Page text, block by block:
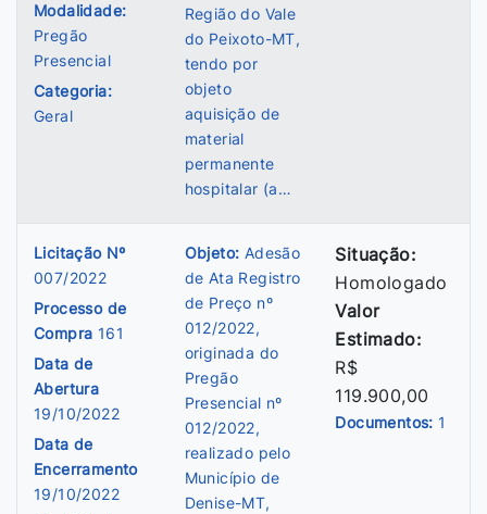
Modalidade:
Pregão
Presencial
Categoria:
Geral
Região do Vale
do Peixoto-MT,
tendo por
objeto
aquisição de
material
permanente
hospitalar (a…
Licitação Nº
007/2022
Processo de
Compra 161
Data de
Abertura
19/10/2022
Data de
Encerramento
19/10/2022
Objeto: Adesão
de Ata Registro
de Preço nº
012/2022,
originada do
Pregão
Presencial nº
012/2022,
realizado pelo
Município de
Denise-MT,
Situação:
Homologado
Valor
Estimado:
R$
119.900,00
Documentos: 1